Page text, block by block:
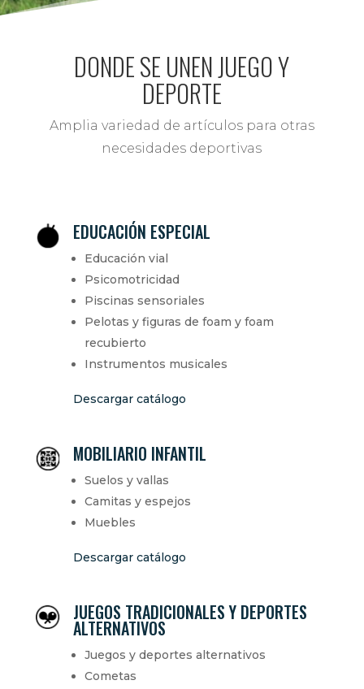
DONDE SE UNEN JUEGO Y
DEPORTE
Amplia variedad de artículos para otras
necesidades deportivas
EDUCACIÓN ESPECIAL
Educación vial
Psicomotricidad
Piscinas sensoriales
Pelotas y figuras de foam y foam
recubierto
Instrumentos musicales
Descargar catálogo
MOBILIARIO INFANTIL
Suelos y vallas
Camitas y espejos
Muebles
Descargar catálogo
JUEGOS TRADICIONALES Y DEPORTES
ALTERNATIVOS
Juegos y deportes alternativos
Cometas